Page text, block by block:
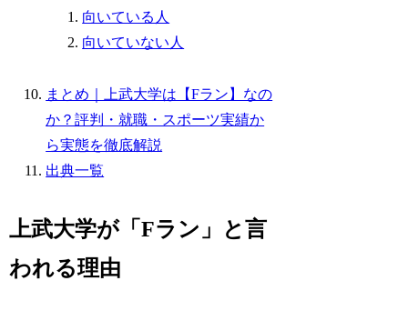
向いている人
向いていない人
まとめ｜上武大学は【Fラン】なの
か？評判・就職・スポーツ実績か
ら実態を徹底解説
出典一覧
上武大学が「Fラン」と言
われる理由